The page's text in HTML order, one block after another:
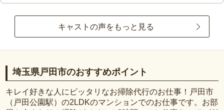
キャストの声をもっと見る
埼玉県戸田市のおすすめポイント
キレイ好きな人にピッタリなお掃除代行のお仕事！戸田市
（戸田公園駅）の2LDKのマンションでのお仕事です。お部